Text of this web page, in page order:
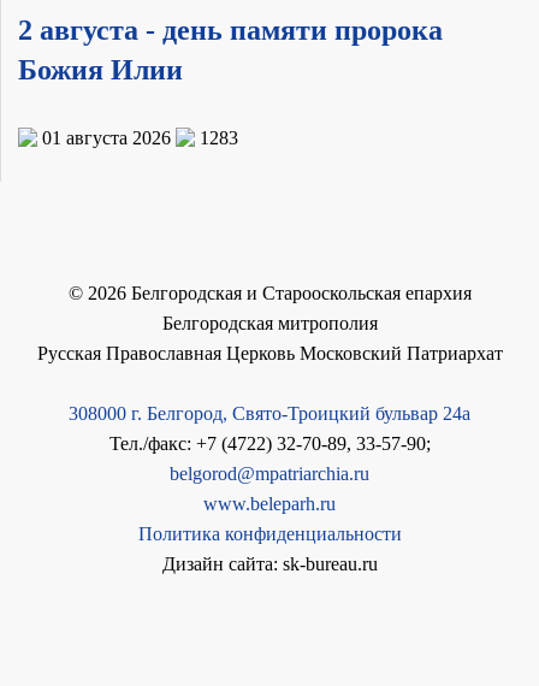
2 августа - день памяти пророка
Божия Илии
01 августа 2026 1283
© 2026Белгородская и Старооскольская епархия
Белгородская митрополия
Русская Православная Церковь Московский Патриархат
308000 г. Белгород, Свято-Троицкий бульвар 24а
Тел./факс: +7 (4722) 32-70-89, 33-57-90;
belgorod@mpatriarchia.ru
www.beleparh.ru
Политика конфиденциальности
Дизайн сайта: sk-bureau.ru